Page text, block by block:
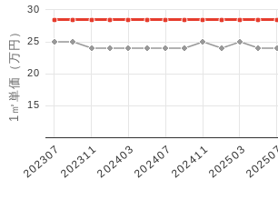
1㎡単価（万円）
202307202311202403202407202411202503
15
20
25
30